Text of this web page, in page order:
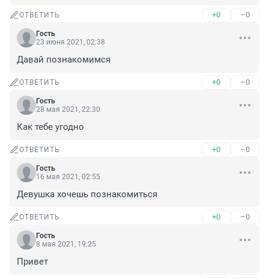
ОТВЕТИТЬ +0 –0
Гость
23 июня 2021, 02:38
Давай познакомимся
ОТВЕТИТЬ +0 –0
Гость
28 мая 2021, 22:30
Как тебе угодно
ОТВЕТИТЬ +0 –0
Гость
16 мая 2021, 02:55
Девушка хочешь познакомиться
ОТВЕТИТЬ +0 –0
Гость
8 мая 2021, 19:25
Привет